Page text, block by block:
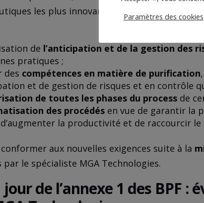
les plus innovantes. Pour atteindre
de l’anticipation et de la gestion des
pratiques ;
des compétences en matière de purification
et de gestion de risques et en contrôle
de toutes les phases du process de
des procédés en vue de garantir la
la productivité et de raccourcir
aux nouvelles exigences suite à la
par le spécialiste MGA Technologies.
jour de l’annexe 1 des BPF
Paramètres des cookies